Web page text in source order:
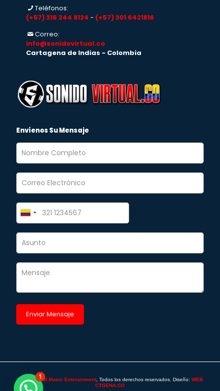
Teléfonos:
(+57) 316 244 8124 - (+57) 301 6421816
Correo:
info@sonidovirtual.co
Cartagena de Indias - Colombia
Envíenos Su Mensaje
©2025 -SAB Music Enterainment, Todos los derechos reservados. Diseño: WEB
CTGENA.CO
1